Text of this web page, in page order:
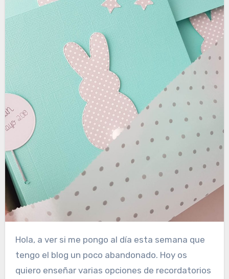
Hola, a ver si me pongo al día esta semana que
tengo el blog un poco abandonado. Hoy os
quiero enseñar varias opciones de recordatorios